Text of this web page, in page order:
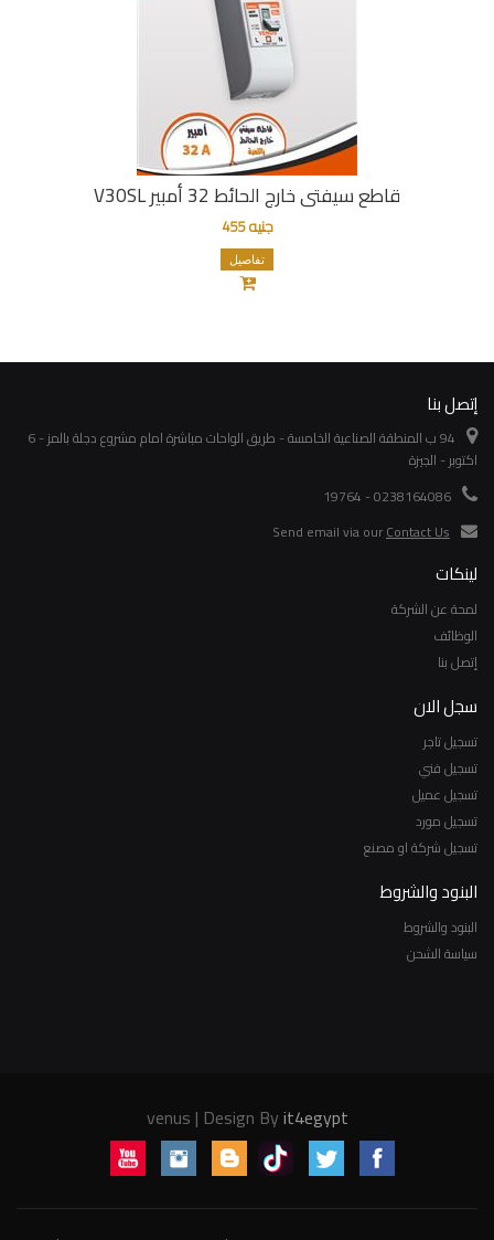
قاطع سيفتى خارج الحائط 32 أمبير V30SL
جنيه 455
تفاصيل
إتصل بنا
94 ب المنطقة الصناعية الخامسة - طريق الواحات مباشرة امام مشروع دجلة بالمز - 6
اكتوبر - الجيزة
0238164086 - 19764
Send email via ourContact Us
لينكات
لمحة عن الشركة
الوظائف
إتصل بنا
سجل الان
تسجيل تاجر
تسجيل فني
تسجيل عميل
تسجيل مورد
تسجيل شركة او مصنع
البنود والشروط
البنود والشروط
سياسة الشحن
venus | Design Byit4egypt